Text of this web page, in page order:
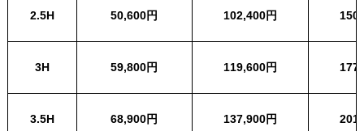
2.5H
3H
3.5H
50,600円 102,400円
59,800円 119,600円
68,900円 137,900円